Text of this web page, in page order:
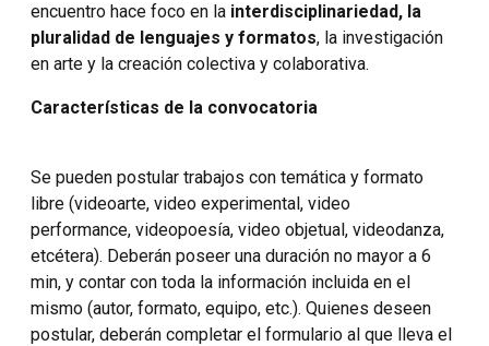
encuentro hace foco en la interdisciplinariedad, la
pluralidad de lenguajes y formatos, la investigación
en arte y la creación colectiva y colaborativa.
Características de la convocatoria
Se pueden postular trabajos con temática y formato
libre (videoarte, video experimental, video
performance, videopoesía, video objetual, videodanza,
etcétera). Deberán poseer una duración no mayor a 6
min, y contar con toda la información incluida en el
mismo (autor, formato, equipo, etc.). Quienes deseen
postular, deberán completar el formulario al que lleva el